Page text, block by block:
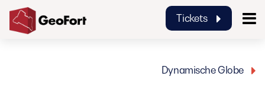
Tickets
Dynamische Globe